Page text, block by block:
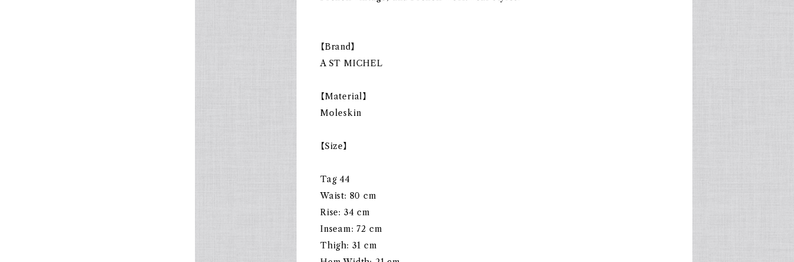
【Brand】
A ST MICHEL
【Material】
Moleskin
【Size】
Tag 44
Waist: 80 cm
Rise: 34 cm
Inseam: 72 cm
Thigh: 31 cm